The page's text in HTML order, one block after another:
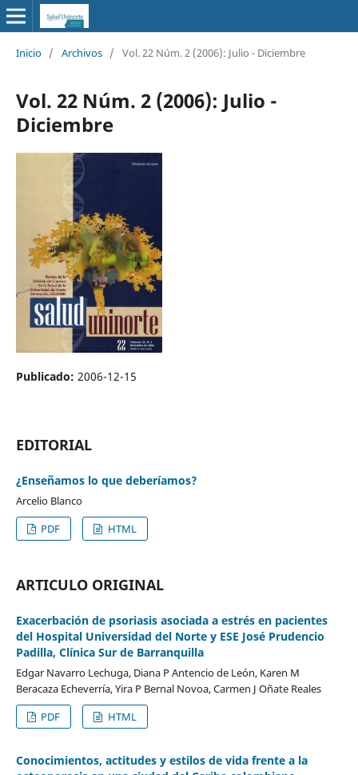
Inicio / Archivos / Vol. 22 Núm. 2 (2006): Julio - Diciembre
Vol. 22 Núm. 2 (2006): Julio -
Diciembre
Publicado: 2006-12-15
EDITORIAL
¿Enseñamos lo que deberíamos?
Arcelio Blanco
PDF
HTML
ARTICULO ORIGINAL
Exacerbación de psoriasis asociada a estrés en pacientes
del Hospital Universidad del Norte y ESE José Prudencio
Padilla, Clínica Sur de Barranquilla
Edgar Navarro Lechuga, Diana P Antencio de León, Karen M
Beracaza Echeverría, Yira P Bernal Novoa, Carmen J Oñate Reales
PDF
HTML
Conocimientos, actitudes y estilos de vida frente a la